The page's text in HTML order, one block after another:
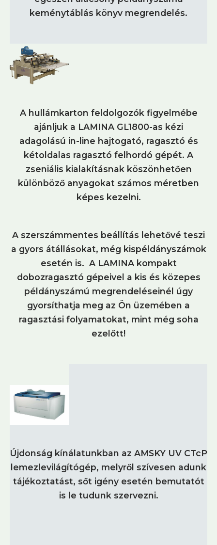
keménytáblás könyv megrendelés.
A hullámkarton feldolgozók figyelmébe
ajánljuk a LAMINA GL1800-as kézi
adagolású in-line hajtogató, ragasztó és
kétoldalas ragasztó felhordó gépét. A
zseniális kialakításnak köszönhetően
különböző anyagokat számos méretben
képes kezelni.
A szerszámmentes beállítás lehetővé teszi
a gyors átállásokat, még kispéldányszámok
esetén is. A LAMINA kompakt
dobozragasztó gépeivel a kis és közepes
példányszámú megrendeléseinél úgy
gyorsíthatja meg az Ön üzemében a
ragasztási folyamatokat, mint még soha
ezelőtt!
Újdonság kínálatunkban az AMSKY UV CTcP
lemezlevilágítógép, melyről szívesen adunk
tájékoztatást, sőt igény esetén bemutatót
is le tudunk szervezni.